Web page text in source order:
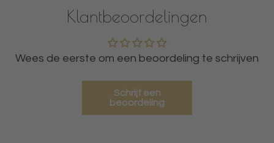
Klantbeoordelingen
Wees de eerste om een beoordeling te schrijven
Schrijf een
beoordeling